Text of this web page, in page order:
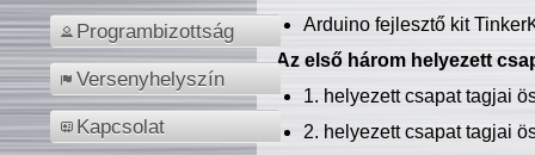
Programbizottság
Versenyhelyszín
Kapcsolat
Arduino fejlesztő kit
Az első három helyezett
1. helyezett csapat tagjai
2. helyezett csapat tagjai